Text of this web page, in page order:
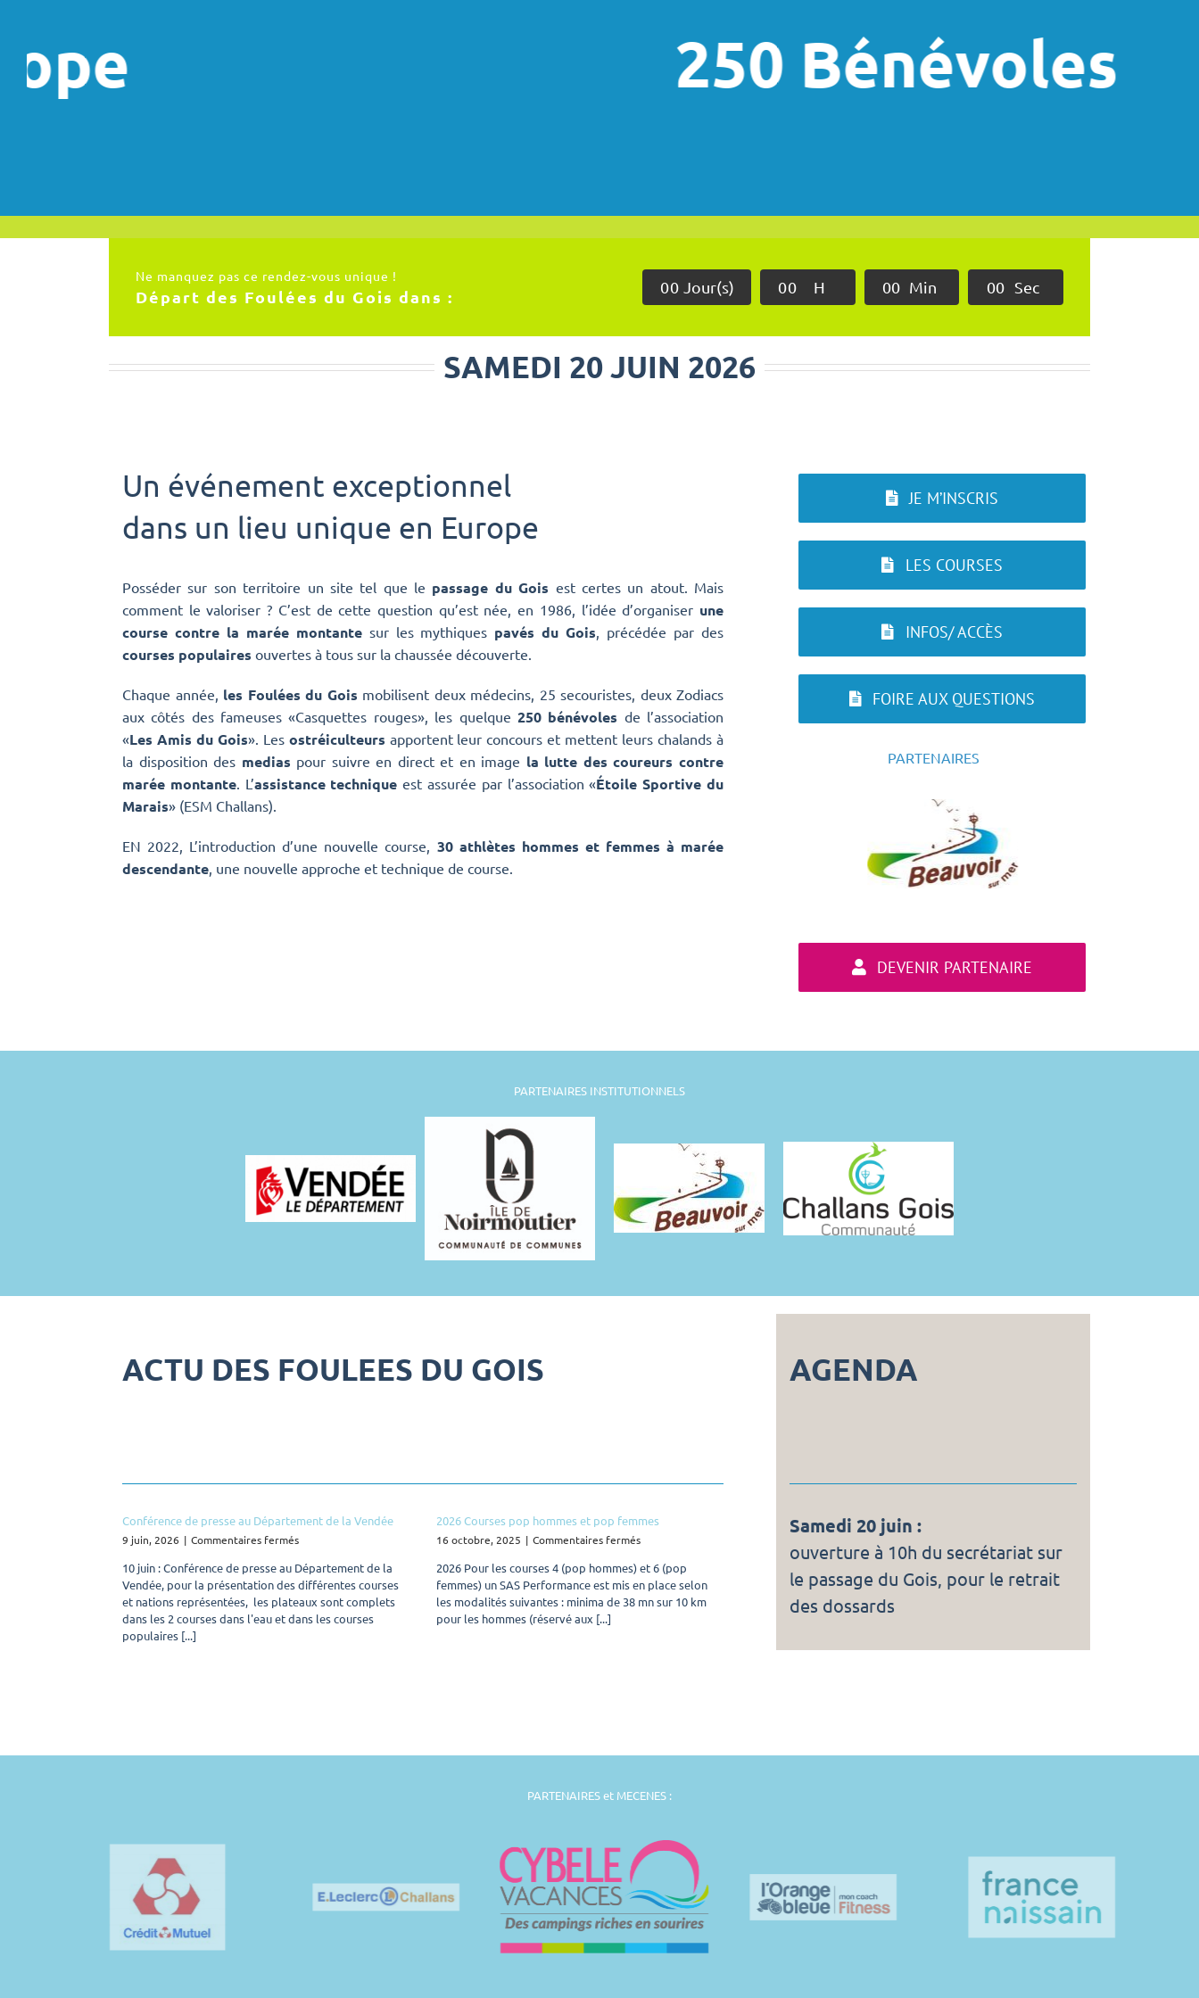
250 Bénévoles
Ne manquez pas ce rendez-vous unique !
Départ des Foulées du Gois dans : 00 Jour(s) 00 H 00 Min 00 Sec
SAMEDI 20 JUIN 2026
Un événement exceptionnel
dans un lieu unique en Europe
Posséder sur son territoire un site tel que le passage du Gois est certes un atout. Mais
comment le valoriser ? C’est de cette question qu’est née, en 1986, l’idée d’organiser une
course contre la marée montantesur les mythiques pavés du Gois , précédée par des
courses populaires ouvertes à tous sur la chaussée découverte.
Chaque année, les Foulées du Gois mobilisent deux médecins, 25 secouristes, deux Zodiacs
aux côtés des fameuses «Casquettes rouges», les quelque 250 bénévoles de l’association
«Les Amis du Gois». Les ostréiculteurs apportent leur concours et mettent leurs chalands à
la disposition des medias pour suivre en direct et en image la lutte des coureurs contre
marée montante. L’assistance technique est assurée par l’association «Étoile Sportive du
Marais» (ESM Challans).
EN 2022, L’introduction d’une nouvelle course, 30 athlètes hommes et femmes à marée
descendante , une nouvelle approche et technique de course.
JE M’INSCRIS
LES COURSES
INFOS/ ACCÈS
FOIRE AUX QUESTIONS
PARTENAIRES
DEVENIR PARTENAIRE
PARTENAIRES INSTITUTIONNELS
ACTU DES FOULEES DU GOIS
Conférence de presse au Département de la Vendée
9 juin, 2026 | Commentaires ferméssur
de
presse
au
Département
10 juin : Conférence de presse au Département de la
Vendée, pour la présentation des différentes courses
et nations représentées, les plateaux sont complets
dans les 2 courses dans l'eau et dans les courses
populaires [...]
2026 Courses pop hommes et pop femmes
16 octobre, 2025 | Commentaires ferméssur
Courses
pop
hommes
2026 Pour les courses 4 (pop hommes) et 6 (pop
femmes) un SAS Performance est mis en place selon
les modalités suivantes : minima de 38 mn sur 10 km
pour les hommes (réservé aux [...]
AGENDA
Samedi 20 juin :
ouverture à 10h du secrétariat sur
le passage du Gois, pour le retrait
des dossards
PARTENAIRES et MECENES :